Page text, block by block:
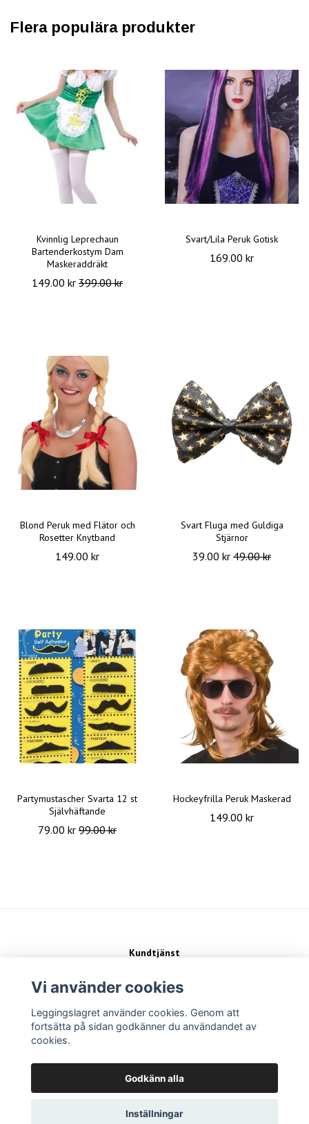
Flera populära produkter
Kvinnlig Leprechaun
Bartenderkostym Dam
Maskeraddräkt
149.00 kr 399.00 kr
Svart/Lila Peruk Gotisk
169.00 kr
Blond Peruk med Flätor och
Rosetter Knytband
149.00 kr
Svart Fluga med Guldiga
Stjärnor
39.00 kr 49.00 kr
Partymustascher Svarta 12 st
Självhäftande
79.00 kr 99.00 kr
Hockeyfrilla Peruk Maskerad
149.00 kr
Kundtjänst
Köpvillkor
Sociala medier
Vi använder cookies
Leggingslagret använder cookies. Genom att
fortsätta på sidan godkänner du användandet av
cookies.
Godkänn alla
Inställningar